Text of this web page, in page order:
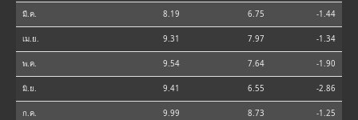
มี.ค. 8.19 6.75 -1.44
เม.ย. 9.31 7.97 -1.34
พ.ค. 9.54 7.64 -1.90
มิ.ย. 9.41 6.55 -2.86
ก.ค. 9.99 8.73 -1.25